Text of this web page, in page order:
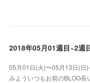
2018年05月01週目~2週
05月01日(火)〜05月13日(日
みよういつもお前のBLOG長